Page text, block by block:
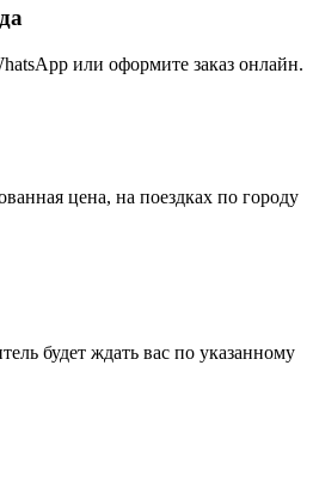
или оформите заказ онлайн.
цена, на поездках по городу
будет ждать вас по указанному